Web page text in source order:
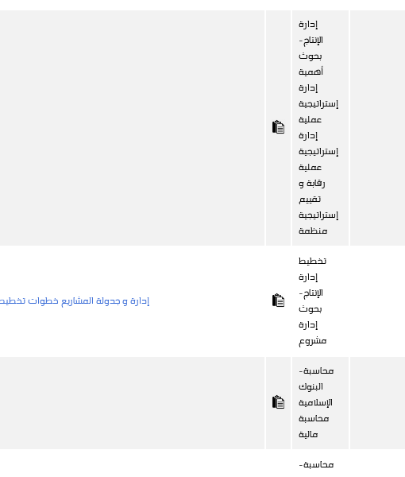
إدارة
الإنتاج-
بحوث
أهمية
إدارة
إستراتيجية
عملية
إدارة
إستراتيجية
عملية
رقابة و
تقييم
إستراتيجية
منظمة
إدارة و جدولة المشاريع خطوات
تخطيط
إدارة
الإنتاج-
بحوث
إدارة
مشروع
محاسبة-
البنوك
الإسلامية
محاسبة
مالية
محاسبة-